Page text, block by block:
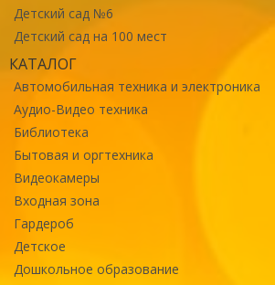
Детский сад №6
Детский сад на 100 мест
КАТАЛОГ
Автомобильная техника и электроника
Аудио-Видео техника
Библиотека
Бытовая и оргтехника
Видеокамеры
Входная зона
Гардероб
Детское
Дошкольное образование